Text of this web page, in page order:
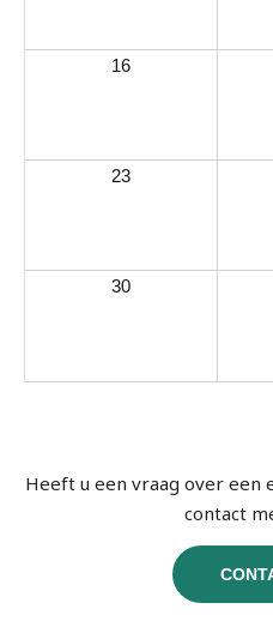
16
23
30
Heeft u een vraag over een
contact